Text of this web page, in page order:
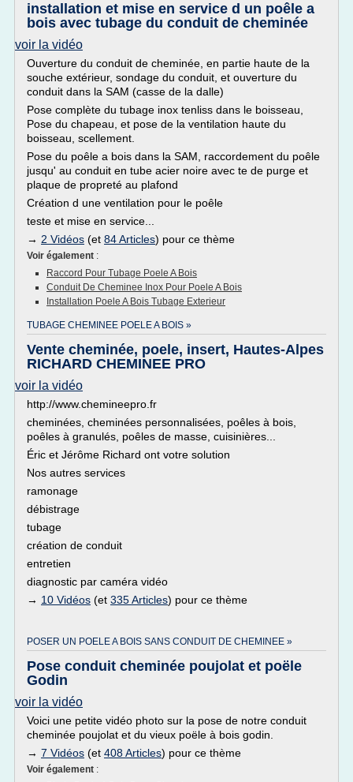
installation et mise en service d un poêle a
bois avec tubage du conduit de cheminée
voir la vidéo
Ouverture du conduit de cheminée, en partie haute de la
souche extérieur, sondage du conduit, et ouverture du
conduit dans la SAM (casse de la dalle)
Pose complète du tubage inox tenliss dans le boisseau,
Pose du chapeau, et pose de la ventilation haute du
boisseau, scellement.
Pose du poêle a bois dans la SAM, raccordement du poêle
jusqu' au conduit en tube acier noire avec te de purge et
plaque de propreté au plafond
Création d une ventilation pour le poêle
teste et mise en service...
→ 2 Vidéos (et 84 Articles) pour ce thème
Voir également :
Raccord Pour Tubage Poele A Bois
Conduit De Cheminee Inox Pour Poele A Bois
Installation Poele A Bois Tubage Exterieur
TUBAGE CHEMINEE POELE A BOIS »
Vente cheminée, poele, insert, Hautes-Alpes
RICHARD CHEMINEE PRO
voir la vidéo
http://www.chemineepro.fr
cheminées, cheminées personnalisées, poêles à bois,
poêles à granulés, poêles de masse, cuisinières...
Éric et Jérôme Richard ont votre solution
Nos autres services
ramonage
débistrage
tubage
création de conduit
entretien
diagnostic par caméra vidéo
→ 10 Vidéos (et 335 Articles) pour ce thème
POSER UN POELE A BOIS SANS CONDUIT DE CHEMINEE »
Pose conduit cheminée poujolat et poële
Godin
voir la vidéo
Voici une petite vidéo photo sur la pose de notre conduit
cheminée poujolat et du vieux poële à bois godin.
→ 7 Vidéos (et 408 Articles) pour ce thème
Voir également :